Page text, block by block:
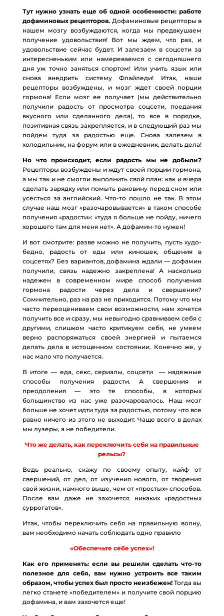
Тут нужно узнать еще об одной особенности: работе
дофаминовых рецепторов. Дофаминовые рецепторы в
нашем мозгу возбуждаются, когда мы предвкушаем
получение удовольствия! Вот мы ждем, что раз, и
удовольствие сейчас будет. И залезаем в соцсети за
интересненьким или намереваемся с сегодняшнего
дня уж точно заняться спортом! Или учить язык или
снова внедрить систему Флайледи! Итак, наши
рецепторы возбуждены, и мозг ждет своей порции
гормона! Если мозг ее получает (мы действительно
получили радость от просмотра соцсети, поедания
вкусного или сделанного дела), то все в порядке,
позитивная связь закрепляется, и в следующий раз мы
пойдем туда за радостью еще. Снова залезем в
холодильник, на форум или в ежедневник, делать дела!
Но что происходит, если радость мы не добыли?
Рецепторы возбуждены и ждут своей порции гормона,
а мы так и не смогли выполнить свой план: как и вчера
сделать зарядку или помыть раковину перед сном или
усесться за английский. Что-то пошло не так. В этом
случае наш мозг «разочаровывается» в таком способе
получения «радости»: «туда я больше не пойду, ничего
хорошего там для меня нет». А дофамин-то нужен!
И вот смотрите: разве можно не получить, пусть худо-
бедно, радость от еды или киношек, общения в
соцсетях? Без вариантов, дофамина ждали — дофамин
получили, связь надежно закреплена! А насколько
надежен в современном мире способ получения
гормона радости через дела и свершения?
Сомнительно, раз на раз не приходится. Потому что мы
часто переоцениваем свои возможности, нам хочется
получить все и сразу, мы невыгодно сравниваем себя с
другими, слишком часто критикуем себя, не умеем
верно распоряжаться своей энергией и пытаемся
делать дела в истощенном состоянии. Конечно же, у
нас мало что получается.
В итоге — еда, секс, сериалы, соцсети — надежные
способы получения радости. А свершения и
преодоления — это те способы, в которых
большинство из нас уже разочаровалось. Наш мозг
больше не хочет идти туда за радостью, потому что все
равно ничего из этого не выходит. Чаще всего в делах
мы лузеры, а не победители.
Что же делать, как переключить себя на правильные
рельсы?
Ведь реально, скажу по своему опыту, кайф от
свершений, от дел, от изучения нового, от творения
свой жизни, намного выше, чем от «простых» способов.
После вам даже не захочется никаких «радостных
суррогатов».
Итак, чтобы переключить себя на правильную волну,
вам необходимо начать соблюдать одно правило
«Обеспечьте себе успех»!
Как его применять: если вы решили сделать что-то
полезное для себя, вам нужно устроить все таким
образом, чтобы успех был просто неизбежен! Тогда вы
легко станете «победителем» и получите свой порцию
дофамина, и вам захочется еще!